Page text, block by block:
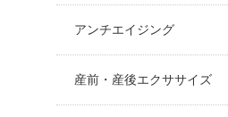
アンチエイジング
産前・産後エクササイズ